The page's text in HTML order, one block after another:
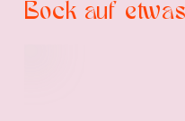
Bock auf